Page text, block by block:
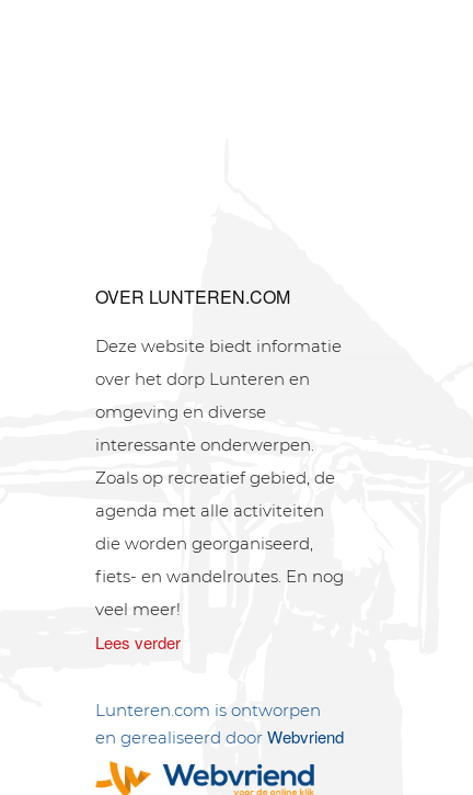
OVER LUNTEREN.COM
Deze website biedt informatie
over het dorp Lunteren en
omgeving en diverse
interessante onderwerpen.
Zoals op recreatief gebied, de
agenda met alle activiteiten
die worden georganiseerd,
fiets- en wandelroutes. En nog
veel meer!
Lees verder
Lunteren.com is ontworpen
en gerealiseerd doorWebvriend